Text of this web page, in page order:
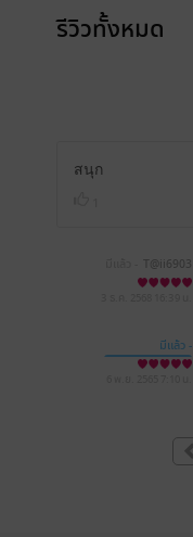
รีวิวทั้งหมด
สนุก
T@ii6903
มีแล้ว -
ChanLomDow